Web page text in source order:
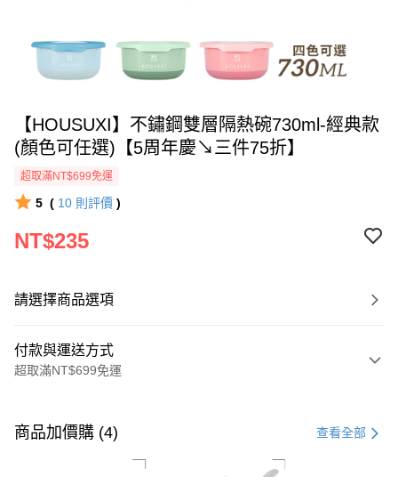
【HOUSUXI】不鏽鋼雙層隔熱碗730ml-經典款
(顏色可任選)【5周年慶↘三件75折】
超取滿NT$699免運
5 ( 10 則評價 )
NT$235
請選擇商品選項
付款與運送方式
超取滿NT$699免運
信用卡一次付款
商品加價購 (4) 查看全部